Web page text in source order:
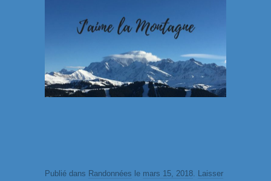
Publié dans Randonnées le mars 15, 2018. Laisser